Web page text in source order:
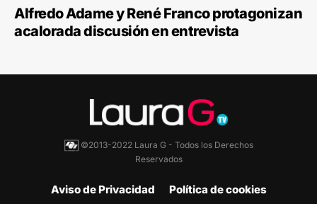
Alfredo Adame y René Franco protagonizan
acalorada discusión en entrevista
©2013-2022 Laura G - Todos los Derechos
Reservados
Aviso de Privacidad Política de cookies